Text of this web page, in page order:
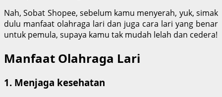
Nah, Sobat Shopee, sebelum kamu menyerah, yuk, simak
dulu manfaat olahraga lari dan juga cara lari yang benar
untuk pemula, supaya kamu tak mudah lelah dan cedera!
Manfaat Olahraga Lari
1. Menjaga kesehatan